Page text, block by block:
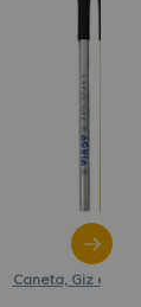
Caneta, Giz e